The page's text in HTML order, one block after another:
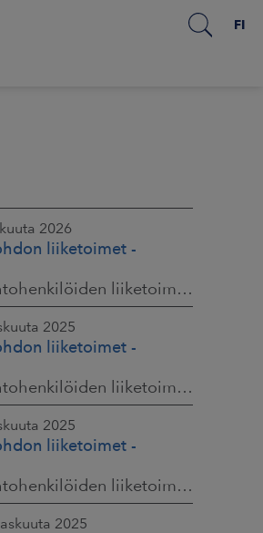
FI
2026
liiketoimet -
HKFoods Oyj, johtohenkilöiden liiketoimet, 13.3.2026 klo 9.30
2025
liiketoimet -
HKFoods Oyj, johtohenkilöiden liiketoimet, 14.11.2025 klo 14.00
2025
liiketoimet -
HKFoods Oyj, johtohenkilöiden liiketoimet, 14.11.2025 klo 11.30
2025